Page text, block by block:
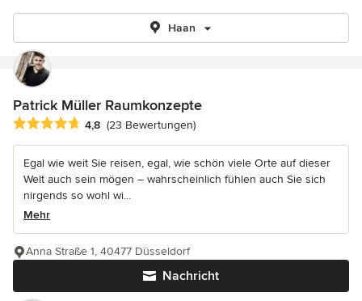
Haan
Patrick Müller Raumkonzepte
Durchschnittliche Bewertung: 4.8 von 5 Sternen
4,8 (23 Bewertungen)
Egal wie weit Sie reisen, egal, wie schön viele Orte auf dieser
Welt auch sein mögen – wahrscheinlich fühlen auch Sie sich
nirgends so wohl wi...
Mehr
Nachricht
Anna Straße 1, 40477 Düsseldorf